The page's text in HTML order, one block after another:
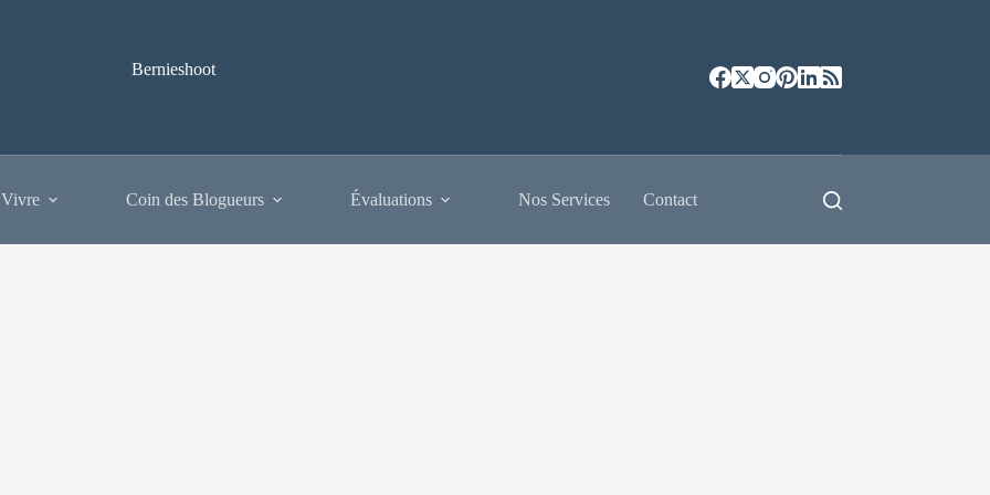
Bernieshoot
Coin des Blogueurs Évaluations Nos Services Contact